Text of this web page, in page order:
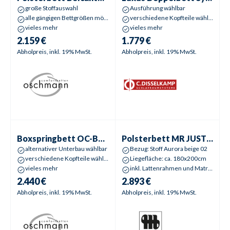
große Stoffauswahl
alle gängigen Bettgrößen möglich
vieles mehr
2.159 €
Abholpreis, inkl. 19% MwSt.
Ausführung wählbar
verschiedene Kopfteile wählbar
vieles mehr
1.779 €
Abholpreis, inkl. 19% MwSt.
Boxspringbett OC-BX21014 4 Sterne Belcanto Boxspring
alternativer Unterbau wählbar
verschiedene Kopfteile wählbar
vieles mehr
2.440 €
Abholpreis, inkl. 19% MwSt.
Polsterbett MR JUSTB!SC200
Bezug: Stoff Aurora beige 02
Liegefläche: ca. 180x200cm
inkl. Lattenrahmen und Matratzen
2.893 €
Abholpreis, inkl. 19% MwSt.